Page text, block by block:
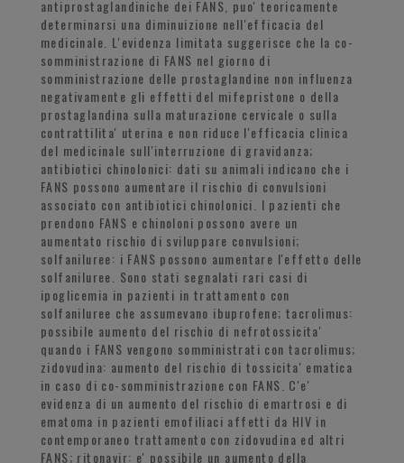
antiprostaglandiniche dei FANS, puo' teoricamente
determinarsi una diminuizione nell'efficacia del
medicinale. L'evidenza limitata suggerisce che la co-
somministrazione di FANS nel giorno di
somministrazione delle prostaglandine non influenza
negativamente gli effetti del mifepristone o della
prostaglandina sulla maturazione cervicale o sulla
contrattilita' uterina e non riduce l'efficacia clinica
del medicinale sull'interruzione di gravidanza;
antibiotici chinolonici: dati su animali indicano che i
FANS possono aumentare il rischio di convulsioni
associato con antibiotici chinolonici. I pazienti che
prendono FANS e chinoloni possono avere un
aumentato rischio di sviluppare convulsioni;
solfaniluree: i FANS possono aumentare l'effetto delle
solfaniluree. Sono stati segnalati rari casi di
ipoglicemia in pazienti in trattamento con
solfaniluree che assumevano ibuprofene; tacrolimus:
possibile aumento del rischio di nefrotossicita'
quando i FANS vengono somministrati con tacrolimus;
zidovudina: aumento del rischio di tossicita' ematica
in caso di co-somministrazione con FANS. C'e'
evidenza di un aumento del rischio di emartrosi e di
ematoma in pazienti emofiliaci affetti da HIV in
contemporaneo trattamento con zidovudina ed altri
FANS; ritonavir: e' possibile un aumento della